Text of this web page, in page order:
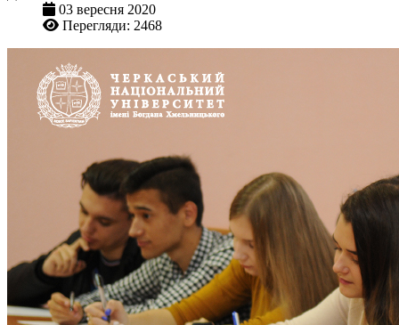
03 вересня 2020
Перегляди: 2468